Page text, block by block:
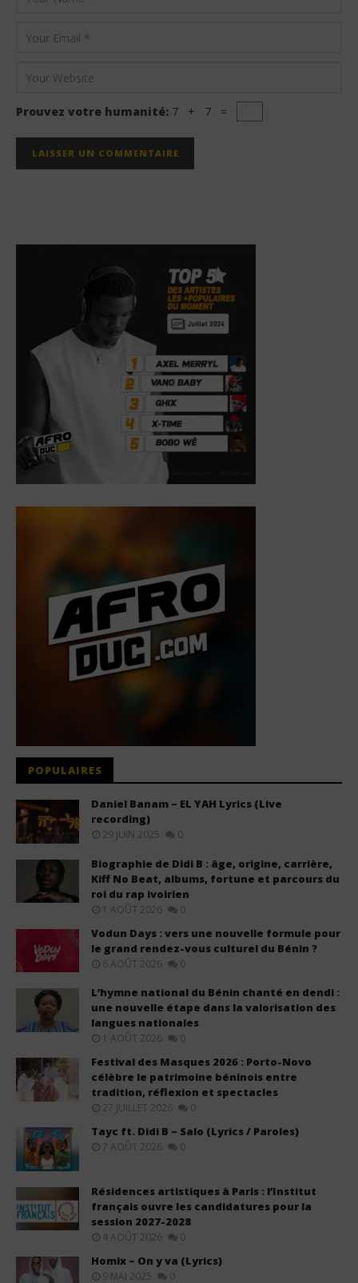
Prouvez votre humanité: 7 + 7 =
POPULAIRES
Daniel Banam – EL YAH Lyrics (Live
recording)
29 JUIN 2025 0
Biographie de Didi B : âge, origine, carrière,
Kiff No Beat, albums, fortune et parcours du
roi du rap ivoirien
1 AOÛT 2026 0
Vodun Days : vers une nouvelle formule pour
le grand rendez-vous culturel du Bénin ?
6 AOÛT 2026 0
L’hymne national du Bénin chanté en dendi :
une nouvelle étape dans la valorisation des
langues nationales
1 AOÛT 2026 0
Festival des Masques 2026 : Porto-Novo
célèbre le patrimoine béninois entre
tradition, réflexion et spectacles
27 JUILLET 2026 0
Tayc ft. Didi B – Salo (Lyrics / Paroles)
7 AOÛT 2026 0
Résidences artistiques à Paris : l’Institut
français ouvre les candidatures pour la
session 2027-2028
4 AOÛT 2026 0
Homix – On y va (Lyrics)
9 MAI 2025 0